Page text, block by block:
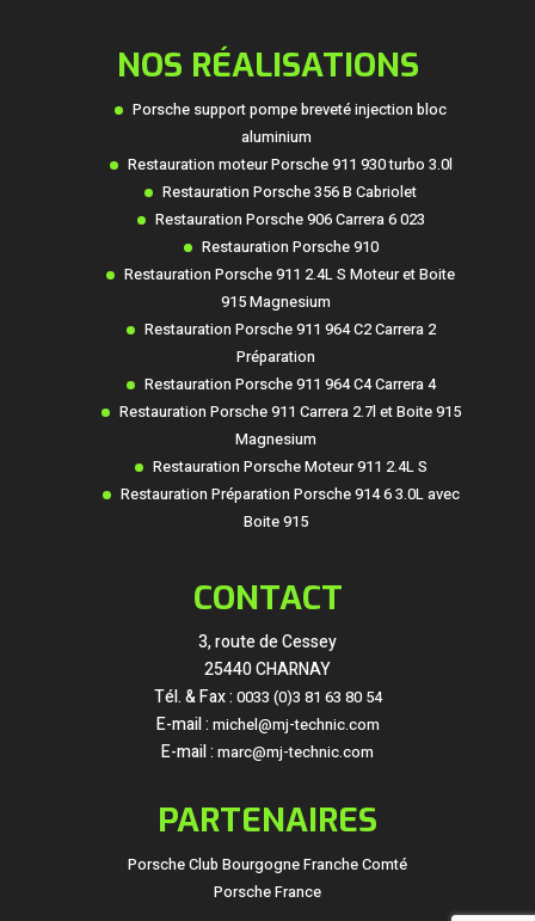
NOS RÉALISATIONS
Porsche support pompe breveté injection bloc
aluminium
Restauration moteur Porsche 911 930 turbo 3.0l
Restauration Porsche 356 B Cabriolet
Restauration Porsche 906 Carrera 6 023
Restauration Porsche 910
Restauration Porsche 911 2.4L S Moteur et Boite
915 Magnesium
Restauration Porsche 911 964 C2 Carrera 2
Préparation
Restauration Porsche 911 964 C4 Carrera 4
Restauration Porsche 911 Carrera 2.7l et Boite 915
Magnesium
Restauration Porsche Moteur 911 2.4L S
Restauration Préparation Porsche 914 6 3.0L avec
Boite 915
CONTACT
3, route de Cessey
25440 CHARNAY
Tél. & Fax : 0033 (0)3 81 63 80 54
E-mail : michel@mj-technic.com
E-mail : marc@mj-technic.com
PARTENAIRES
Porsche Club Bourgogne Franche Comté
Porsche France